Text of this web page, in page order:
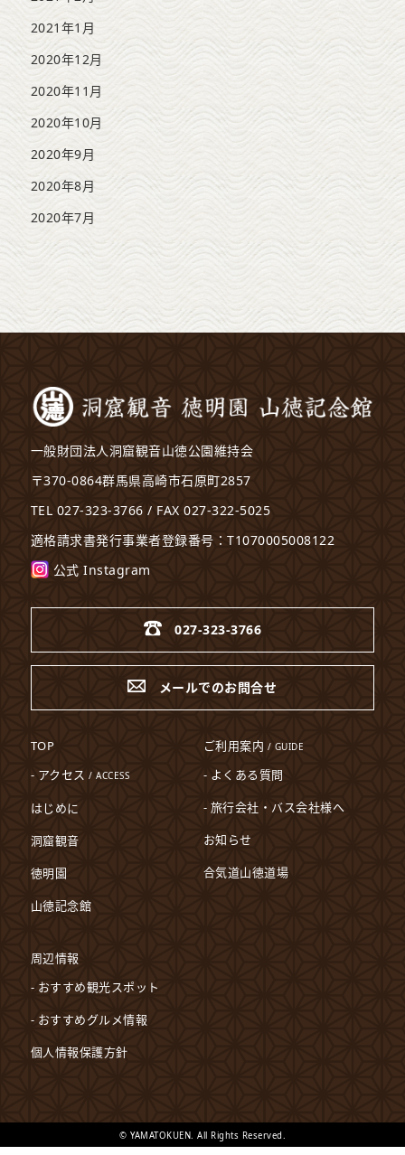
2021年1月
2020年12月
2020年11月
2020年10月
2020年9月
2020年8月
2020年7月
一般財団法人洞窟観音山徳公園維持会
〒370-0864群馬県高崎市石原町2857
TEL 027-323-3766 / FAX 027-322-5025
適格請求書発行事業者登録番号：T1070005008122
公式 Instagram
027-323-3766
メールでのお問合せ
TOP
- アクセス / ACCESS
はじめに
洞窟観音
徳明園
山徳記念館
ご利用案内 / GUIDE
- よくある質問
- 旅行会社・バス会社様へ
お知らせ
合気道山徳道場
周辺情報
- おすすめ観光スポット
- おすすめグルメ情報
個人情報保護方針
© YAMATOKUEN. All Rights Reserved.